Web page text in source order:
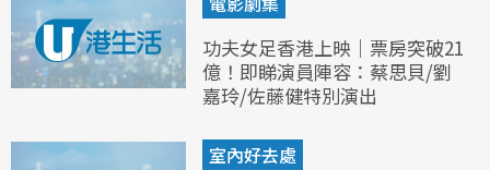
功夫女足香港上映｜票房突破21
億！即睇演員陣容：蔡思貝/劉
嘉玲/佐藤健特別演出
室內好去處